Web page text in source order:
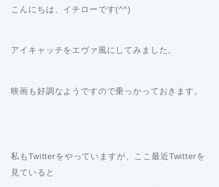
こんにちは、イチローです(^^)
アイキャッチをエヴァ風にしてみました。
映画も好調なようですので乗っかっておきます。
私もTwitterをやっていますが、ここ最近Twitterを
見ていると